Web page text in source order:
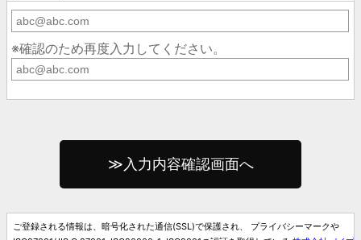
※確認のため再度入力してください。
ご登録される情報は、暗号化された通信(SSL)で保護され、 プライバシーマークや